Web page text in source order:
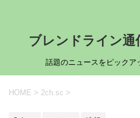
ブレンドライン
話題のニュースをピックア
HOME > 2ch.sc >